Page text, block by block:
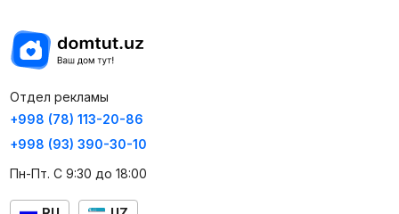
Отдел рекламы
+998 (78) 113-20-86
+998 (93) 390-30-10
Пн-Пт. С 9:30 до 18:00